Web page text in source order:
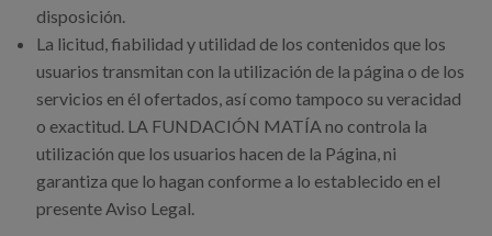
disposición.
La licitud, fiabilidad y utilidad de los contenidos que los
usuarios transmitan con la utilización de la página o de los
servicios en él ofertados, así como tampoco su veracidad
o exactitud. LA FUNDACIÓN MATÍA no controla la
utilización que los usuarios hacen de la Página, ni
garantiza que lo hagan conforme a lo establecido en el
presente Aviso Legal.